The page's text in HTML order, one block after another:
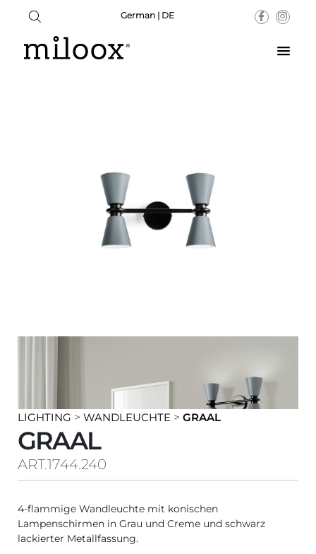
German | DE
LIGHTING >WANDLEUCHTE >GRAAL
GRAAL
ART.1744.240
4-flammige Wandleuchte mit konischen
Lampenschirmen in Grau und Creme und schwarz
lackierter Metallfassung.